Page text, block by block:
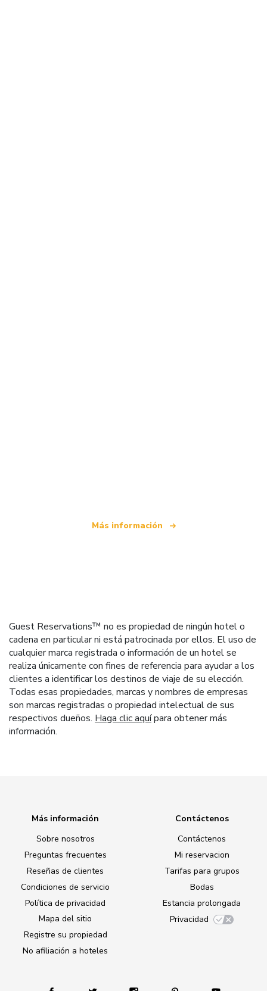
Más información
Guest Reservations™ no es propiedad de ningún hotel o
cadena en particular ni está patrocinada por ellos. El uso de
cualquier marca registrada o información de un hotel se
realiza únicamente con fines de referencia para ayudar a los
clientes a identificar los destinos de viaje de su elección.
Todas esas propiedades, marcas y nombres de empresas
son marcas registradas o propiedad intelectual de sus
respectivos dueños. Haga clic aquípara obtener más
información.
Más información
Sobre nosotros
Preguntas frecuentes
Reseñas de clientes
Condiciones de servicio
Política de privacidad
Mapa del sitio
Registre su propiedad
No afiliación a hoteles
Contáctenos
Contáctenos
Mi reservacion
Tarifas para grupos
Bodas
Estancia prolongada
Privacidad